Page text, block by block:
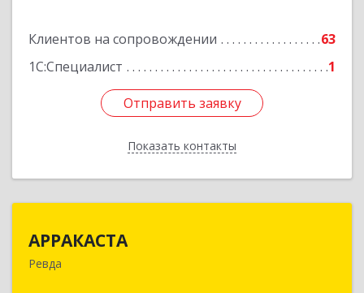
Клиентов на сопровождении
63
1С:Специалист
1
Отправить заявку
Показать контакты
Отправить заявку
Назад
АРРАКАСТА
Ревда623286, Свердловская обл, Ревда г, Азина ул,